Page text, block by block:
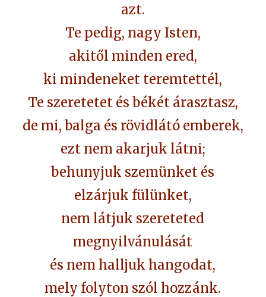
azt.
Te pedig, nagy Isten,
akitől minden ered,
ki mindeneket teremtettél,
Te szeretetet és békét árasztasz,
de mi, balga és rövidlátó emberek,
ezt nem akarjuk látni;
behunyjuk szemünket és
elzárjuk fülünket,
nem látjuk szereteted
megnyilvánulását
és nem halljuk hangodat,
mely folyton szól hozzánk.